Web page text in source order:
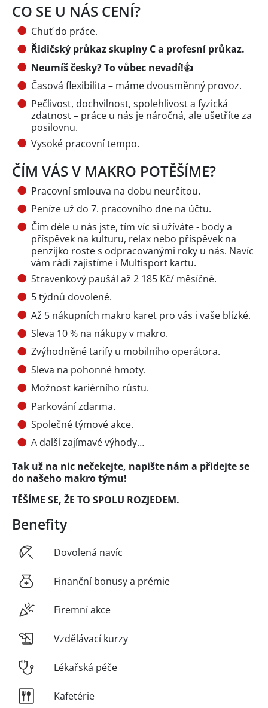
CO SE U NÁS CENÍ?
Chuť do práce.
Řidičský průkaz skupiny C a profesní průkaz.
Neumíš česky? To vůbec nevadí!👍
Časová flexibilita – máme dvousměnný provoz.
Pečlivost, dochvilnost, spolehlivost a fyzická
zdatnost – práce u nás je náročná, ale ušetříte za
posilovnu.
Vysoké pracovní tempo.
ČÍM VÁS V MAKRO POTĚŠÍME?
Pracovní smlouva na dobu neurčitou.
Peníze už do 7. pracovního dne na účtu.
Čím déle u nás jste, tím víc si užíváte - body a
příspěvek na kulturu, relax nebo příspěvek na
penzijko roste s odpracovanými roky u nás. Navíc
vám rádi zajistíme i Multisport kartu.
Stravenkový paušál až 2 185 Kč/ měsíčně.
5 týdnů dovolené.
Až 5 nákupních makro karet pro vás i vaše blízké.
Sleva 10 % na nákupy v makro.
Zvýhodněné tarify u mobilního operátora.
Sleva na pohonné hmoty.
Možnost kariérního růstu.
Parkování zdarma.
Společné týmové akce.
A další zajímavé výhody…
Tak už na nic nečekejte, napište nám a přidejte se
do našeho makro týmu!
TĚŠÍME SE, ŽE TO SPOLU ROZJEDEM.
Benefity
Dovolená navíc
Finanční bonusy a prémie
Firemní akce
Vzdělávací kurzy
Lékařská péče
Kafetérie